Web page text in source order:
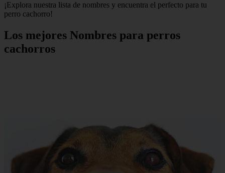
¡Explora nuestra lista de nombres y encuentra el perfecto para tu
perro cachorro!
Los mejores Nombres para perros
cachorros